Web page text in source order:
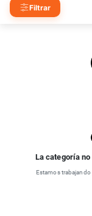
Filtrar
La categoría
Estamos trabajando